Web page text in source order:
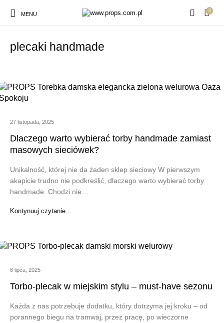
MENU
0
plecaki handmade
27 listopada, 2025
Dlaczego warto wybierać torby handmade zamiast
masowych sieciówek?
Unikalność, której nie da żaden sklep sieciowy W pierwszym
akapicie trudno nie podkreślić, dlaczego warto wybierać torby
handmade. Chodzi nie…
Kontynuuj czytanie...
6 lipca, 2025
Torbo-plecak w miejskim stylu – must-have sezonu
Każda z nas potrzebuje dodatku, który dotrzyma jej kroku – od
porannego biegu na tramwaj, przez pracę, po wieczorne